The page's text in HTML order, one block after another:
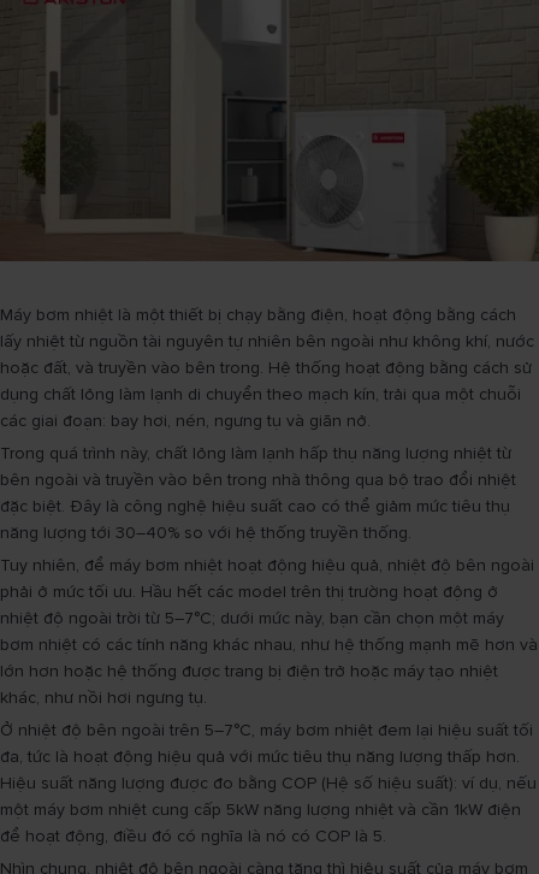
Máy bơm nhiệt là một thiết bị chạy bằng điện, hoạt động bằng cách
lấy nhiệt từ nguồn tài nguyên tự nhiên bên ngoài như không khí, nước
hoặc đất, và truyền vào bên trong. Hệ thống hoạt động bằng cách sử
dụng chất lỏng làm lạnh di chuyển theo mạch kín, trải qua một chuỗi
các giai đoạn: bay hơi, nén, ngưng tụ và giãn nở.
Trong quá trình này, chất lỏng làm lạnh hấp thụ năng lượng nhiệt từ
bên ngoài và truyền vào bên trong nhà thông qua bộ trao đổi nhiệt
đặc biệt. Đây là công nghệ hiệu suất cao có thể giảm mức tiêu thụ
năng lượng tới 30–40% so với hệ thống truyền thống.
Tuy nhiên, để máy bơm nhiệt hoạt động hiệu quả, nhiệt độ bên ngoài
phải ở mức tối ưu. Hầu hết các model trên thị trường hoạt động ở
nhiệt độ ngoài trời từ 5–7°C; dưới mức này, bạn cần chọn một máy
bơm nhiệt có các tính năng khác nhau, như hệ thống mạnh mẽ hơn và
lớn hơn hoặc hệ thống được trang bị điện trở hoặc máy tạo nhiệt
khác, như nồi hơi ngưng tụ.
Ở nhiệt độ bên ngoài trên 5–7°C, máy bơm nhiệt đem lại hiệu suất tối
đa, tức là hoạt động hiệu quả với mức tiêu thụ năng lượng thấp hơn.
Hiệu suất năng lượng được đo bằng COP (Hệ số hiệu suất): ví dụ, nếu
một máy bơm nhiệt cung cấp 5kW năng lượng nhiệt và cần 1kW điện
để hoạt động, điều đó có nghĩa là nó có COP là 5.
Nhìn chung, nhiệt độ bên ngoài càng tăng thì hiệu suất của máy bơm